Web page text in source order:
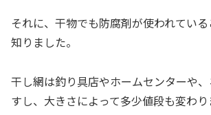
それに、干物でも防腐剤が使われてい
知りました。
干し網は釣り具店やホームセンターや
すし、大きさによって多少値段も変わ